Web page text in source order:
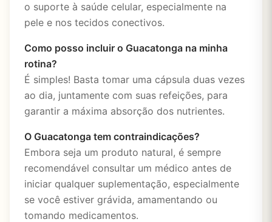
o suporte à saúde celular, especialmente na
pele e nos tecidos conectivos.
Como posso incluir o Guacatonga na minha
rotina?
É simples! Basta tomar uma cápsula duas vezes
ao dia, juntamente com suas refeições, para
garantir a máxima absorção dos nutrientes.
O Guacatonga tem contraindicações?
Embora seja um produto natural, é sempre
recomendável consultar um médico antes de
iniciar qualquer suplementação, especialmente
se você estiver grávida, amamentando ou
tomando medicamentos.